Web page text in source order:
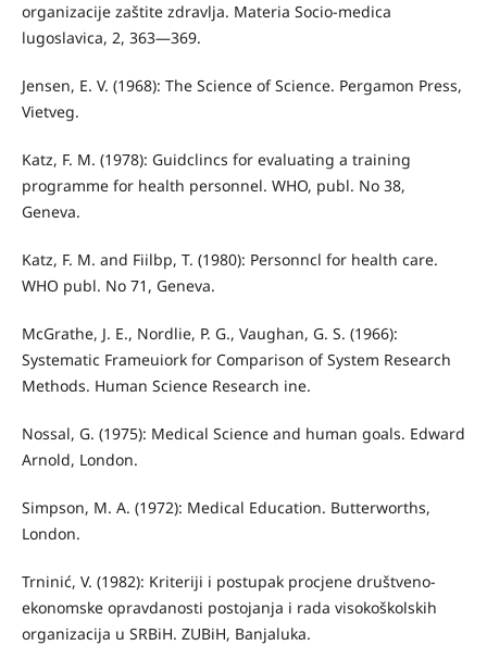
organizacije zaštite zdravlja. Materia Socio-medica
lugoslavica, 2, 363—369.
Jensen, E. V. (1968): The Science of Science. Pergamon Press,
Vietveg.
Katz, F. M. (1978): Guidclincs for evaluating a training
programme for health personnel. WHO, publ. No 38,
Geneva.
Katz, F. M. and Fiilbp, T. (1980): Personncl for health care.
WHO publ. No 71, Geneva.
McGrathe, J. E., Nordlie, P. G., Vaughan, G. S. (1966):
Systematic Frameuiork for Comparison of System Research
Methods. Human Science Research ine.
Nossal, G. (1975): Medical Science and human goals. Edward
Arnold, London.
Simpson, M. A. (1972): Medical Education. Butterworths,
London.
Trninić, V. (1982): Kriteriji i postupak procjene društveno-
ekonomske opravdanosti postojanja i rada visokoškolskih
organizacija u SRBiH. ZUBiH, Banjaluka.